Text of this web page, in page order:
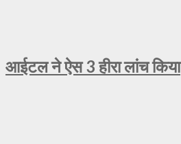
आईटल ने ऐस 3 हीरा लांच किया